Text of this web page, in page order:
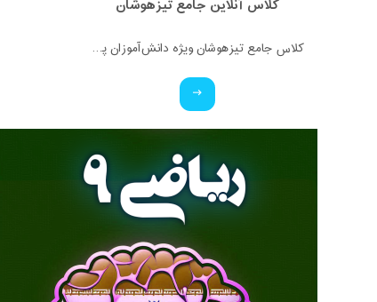
کلاس آنلاین جامع تیزهوشان
کلاس جامع تیزهوشان ویژه دانش‌آموزان پایه ششم